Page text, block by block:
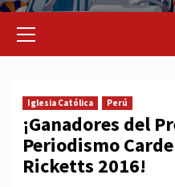
Menu
Iglesia Católica Perú
¡Ganadores del
Periodismo
Ricketts 2016!